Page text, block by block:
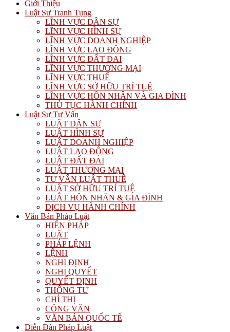
Giới Thiệu
Luật Sư Tranh Tụng
LĨNH VỰC DÂN SỰ
LĨNH VỰC HÌNH SỰ
LĨNH VỰC DOANH NGHIỆP
LĨNH VỰC LAO ĐỘNG
LĨNH VỰC ĐẤT ĐAI
LĨNH VỰC THƯƠNG MẠI
LĨNH VỰC THUẾ
LĨNH VỰC SỞ HỮU TRÍ TUỆ
LĨNH VỰC HÔN NHÂN VÀ GIA ĐÌNH
THỦ TỤC HÀNH CHÍNH
Luật Sư Tư Vấn
LUẬT DÂN SỰ
LUẬT HÌNH SỰ
LUẬT DOANH NGHIỆP
LUẬT LAO ĐỘNG
LUẬT ĐẤT ĐAI
LUẬT THƯƠNG MẠI
TƯ VẤN LUẬT THUẾ
LUẬT SỞ HỮU TRÍ TUỆ
LUẬT HÔN NHÂN & GIA ĐÌNH
DỊCH VỤ HÀNH CHÍNH
Văn Bản Pháp Luật
HIẾN PHÁP
LUẬT
PHÁP LỆNH
LỆNH
NGHỊ ĐỊNH
NGHỊ QUYẾT
QUYẾT ĐỊNH
THÔNG TƯ
CHỈ THỊ
CÔNG VĂN
VĂN BẢN QUỐC TẾ
Diễn Đàn Pháp Luật